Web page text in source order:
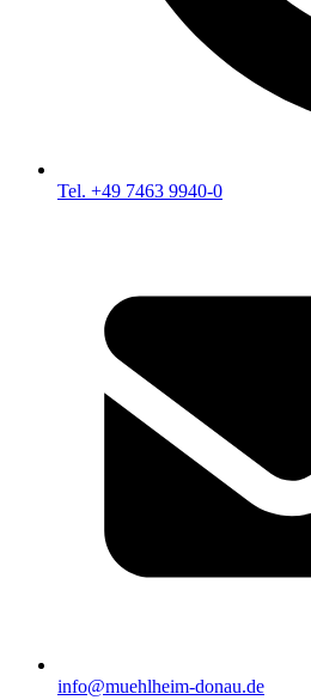
Tel. +49 7463 9940-0
info@muehlheim-donau.de